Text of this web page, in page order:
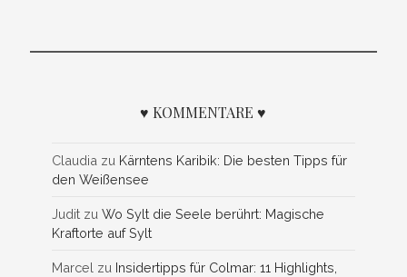
♥ KOMMENTARE ♥
Claudia zu Kärntens Karibik: Die besten Tipps für
den Weißensee
Judit zuWo Sylt die Seele berührt: Magische
Kraftorte auf Sylt
Marcel zu Insidertipps für Colmar: 11 Highlights,